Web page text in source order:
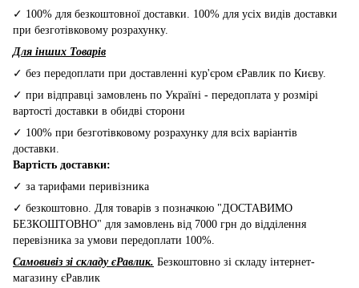
✓ 100% для безкоштовної доставки. 100% для усіх видів доставки
при безготівковому розрахунку.
Для інших Товарів
✓ без передоплати при доставленні кур'єром єРавлик по Києву.
✓ при відправці замовлень по Україні - передоплата у розмірі
вартості доставки в обидві сторони
✓ 100% при безготівковому розрахунку для всіх варіантів
доставки.
Вартість доставки:
✓ за тарифами перивізника
✓ безкоштовно. Для товарів з позначкою "ДОСТАВИМО
БЕЗКОШТОВНО" для замовлень від 7000 грн до відділення
перевізника за умови передоплати 100%.
Самовивіз зі складу єРавлик. Безкоштовно зі складу інтернет-
магазину єРавлик